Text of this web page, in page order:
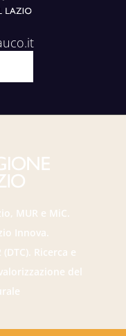
MUR e MiC.
Innova.
Ricerca e
del